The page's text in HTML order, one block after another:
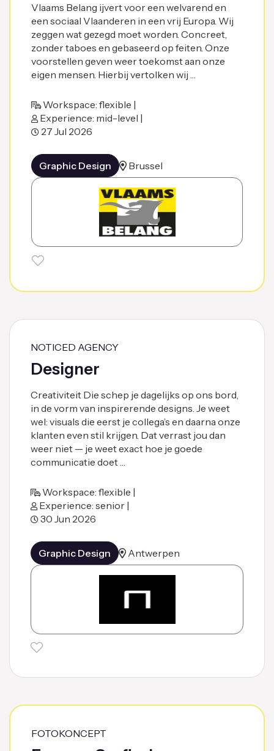
Vlaams Belang ijvert voor een welvarend en
een sociaal Vlaanderen in een vrij Europa. Wij
zeggen wat gezegd moet worden. Concreet,
zonder taboes en gebaseerd op feiten. Onze
voorstellen geven weer toekomst aan onze
eigen mensen. Hierbij vertolken wij …
Workspace: flexible |
Experience: mid-level |
27 Jul 2026
Graphic Design Brussel
NOTICED AGENCY
Designer
Creativiteit Die schep je dagelijks op ons bord,
in de vorm van inspirerende designs. Je weet
wel: visuals die eerst je collega’s en daarna onze
klanten even stil krijgen. Dat verrast jou dan
weer niet — je weet exact hoe je goede
communicatie doet …
Workspace: flexible |
Experience: senior |
30 Jun 2026
Graphic Design Antwerpen
FOTOKONCEPT